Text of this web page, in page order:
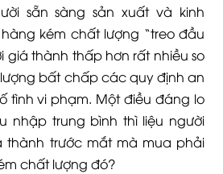
sẵn sàng sản xuất và kinh
kém chất lượng “treo đầu
giá thành thấp hơn rất nhiều so
bất chấp các quy định an
tình vi phạm. Một điều đáng lo
nhập trung bình thì liệu người
thành trước mắt mà mua phải
chất lượng đó?